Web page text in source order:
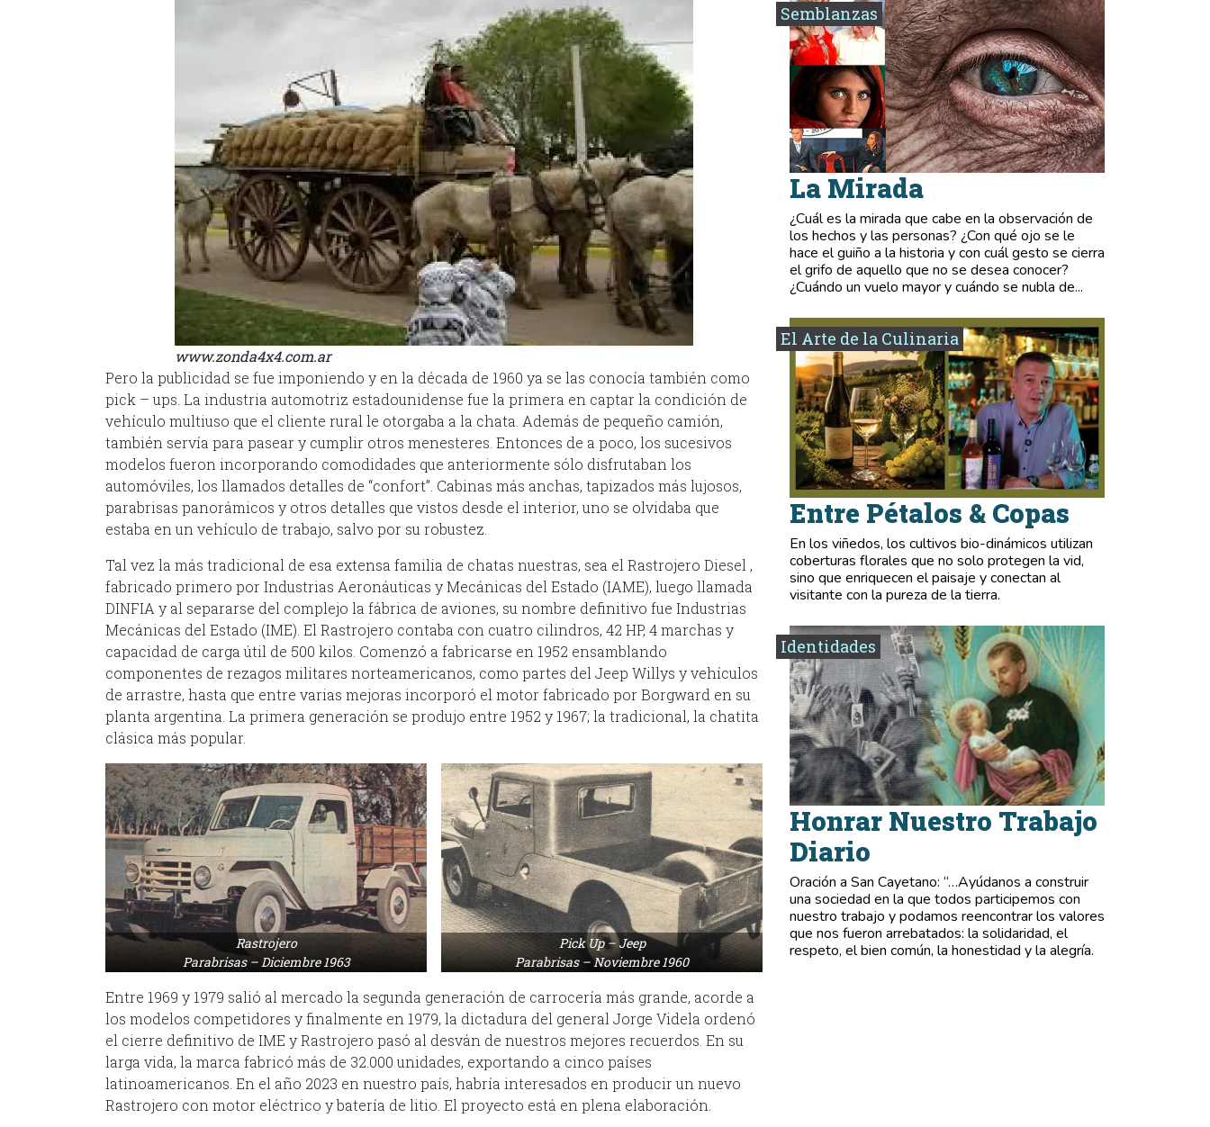
www.zonda4x4.com.ar
Pero la publicidad se fue imponiendo y en la década de 1960 ya se las conocía también como
pick – ups. La industria automotriz estadounidense fue la primera en captar la condición de
vehículo multiuso que el cliente rural le otorgaba a la chata. Además de pequeño camión,
también servía para pasear y cumplir otros menesteres. Entonces de a poco, los sucesivos
modelos fueron incorporando comodidades que anteriormente sólo disfrutaban los
automóviles, los llamados detalles de “confort”. Cabinas más anchas, tapizados más lujosos,
parabrisas panorámicos y otros detalles que vistos desde el interior, uno se olvidaba que
estaba en un vehículo de trabajo, salvo por su robustez.
Tal vez la más tradicional de esa extensa familia de chatas nuestras, sea el Rastrojero Diesel ,
fabricado primero por Industrias Aeronáuticas y Mecánicas del Estado (IAME), luego llamada
DINFIA y al separarse del complejo la fábrica de aviones, su nombre definitivo fue Industrias
Mecánicas del Estado (IME). El Rastrojero contaba con cuatro cilindros, 42 HP, 4 marchas y
capacidad de carga útil de 500 kilos. Comenzó a fabricarse en 1952 ensamblando
componentes de rezagos militares norteamericanos, como partes del Jeep Willys y vehículos
de arrastre, hasta que entre varias mejoras incorporó el motor fabricado por Borgward en su
planta argentina. La primera generación se produjo entre 1952 y 1967; la tradicional, la chatita
clásica más popular.
Rastrojero
Parabrisas – Diciembre 1963
Pick Up – Jeep
Parabrisas – Noviembre 1960
Entre 1969 y 1979 salió al mercado la segunda generación de carrocería más grande, acorde a
los modelos competidores y finalmente en 1979, la dictadura del general Jorge Videla ordenó
el cierre definitivo de IME y Rastrojero pasó al desván de nuestros mejores recuerdos. En su
larga vida, la marca fabricó más de 32.000 unidades, exportando a cinco países
latinoamericanos. En el año 2023 en nuestro país, habría interesados en producir un nuevo
Rastrojero con motor eléctrico y batería de litio. El proyecto está en plena elaboración.
Semblanzas
La Mirada
¿Cuál es la mirada que cabe en la observación de
los hechos y las personas? ¿Con qué ojo se le
hace el guiño a la historia y con cuál gesto se cierra
el grifo de aquello que no se desea conocer?
¿Cuándo un vuelo mayor y cuándo se nubla de...
El Arte de la Culinaria
Entre Pétalos & Copas
En los viñedos, los cultivos bio-dinámicos utilizan
coberturas florales que no solo protegen la vid,
sino que enriquecen el paisaje y conectan al
visitante con la pureza de la tierra.
Identidades
Honrar Nuestro Trabajo
Diario
Oración a San Cayetano: “…Ayúdanos a construir
una sociedad en la que todos participemos con
nuestro trabajo y podamos reencontrar los valores
que nos fueron arrebatados: la solidaridad, el
respeto, el bien común, la honestidad y la alegría.